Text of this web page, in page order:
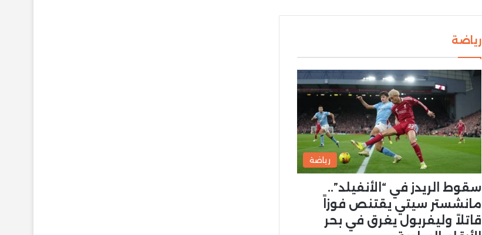
رياضة
رياضة
سقوط الريدز في “الأنفيلد”..
مانشستر سيتي يقتنص فوزاً
قاتلاً وليفربول يغرق في بحر